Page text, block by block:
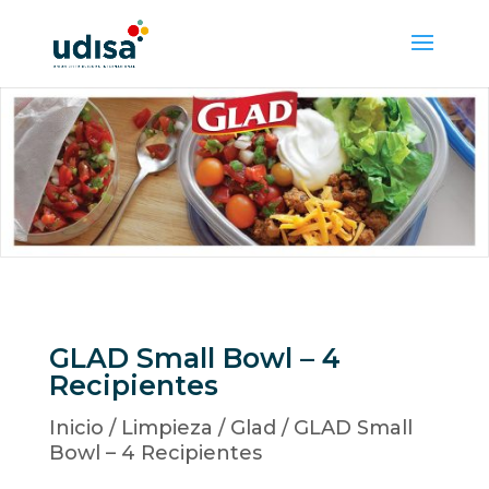
GLAD Small Bowl – 4
Recipientes
Inicio / Limpieza / Glad / GLAD Small
Bowl – 4 Recipientes